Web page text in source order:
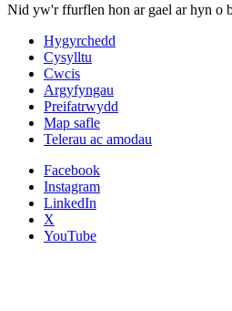
Nid yw'r ffurflen hon ar gael ar hyn o
Hygyrchedd
Cysylltu
Cwcis
Argyfyngau
Preifatrwydd
Map safle
Telerau ac amodau
Facebook
Instagram
LinkedIn
X
YouTube